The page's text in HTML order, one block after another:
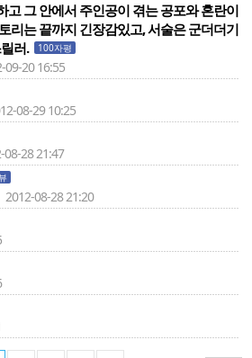
고 그 안에서 주인공이 겪는 공포와 혼란이
리는 끝까지 긴장감있고, 서술은 군더더기
러.
100자평
20 16:55
08-29 10:25
28 21:47
08-28 21:20